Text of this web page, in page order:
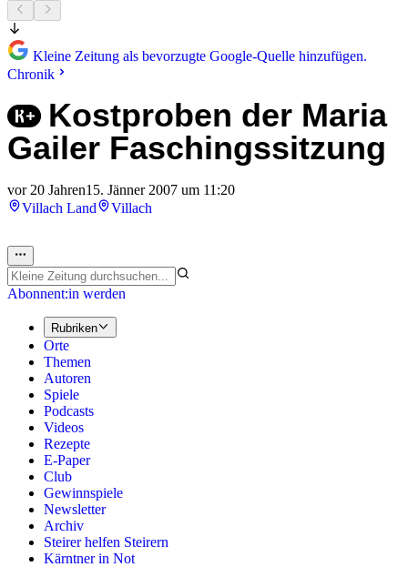
Kleine Zeitung als bevorzugte Google-Quelle hinzufügen.
Chronik
Kostproben der Maria
Gailer Faschingssitzung
vor 20 Jahren15. Jänner 2007 um 11:20
Villach Land
Villach
Abonnent:in werden
Rubriken
Orte
Themen
Autoren
Spiele
Podcasts
Videos
Rezepte
E-Paper
Club
Gewinnspiele
Newsletter
Archiv
Steirer helfen Steirern
Kärntner in Not